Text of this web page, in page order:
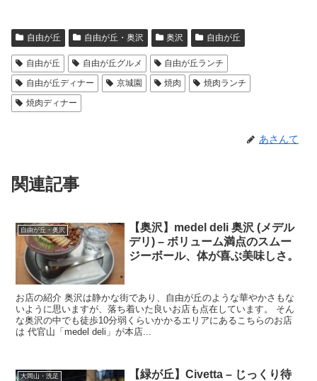
自由が丘 自由が丘・奥沢 奥沢 自由が丘
自由が丘 自由が丘グルメ
自由が丘ランチ
自由が丘ディナー
京城園 焼肉
焼肉ランチ
焼肉ディナー
あさんて
関連記事
自由が丘・奥沢
【奥沢】medel deli 奥沢 (メデル
デリ) – ボリューム満点のスムー
ジーボール、体が喜ぶ美味しさ。
お店の紹介 奥沢は静かな街であり、自由が丘のような華やかさもな
いように思いますが、落ち着いた良いお店も点在しています。 そん
な奥沢の中でも徒歩10分弱くらいかかるエリアにあるこちらのお店
は 代官山「medel deli」が本店...
大岡山・洗足
【緑が丘】Civetta – じっくり待